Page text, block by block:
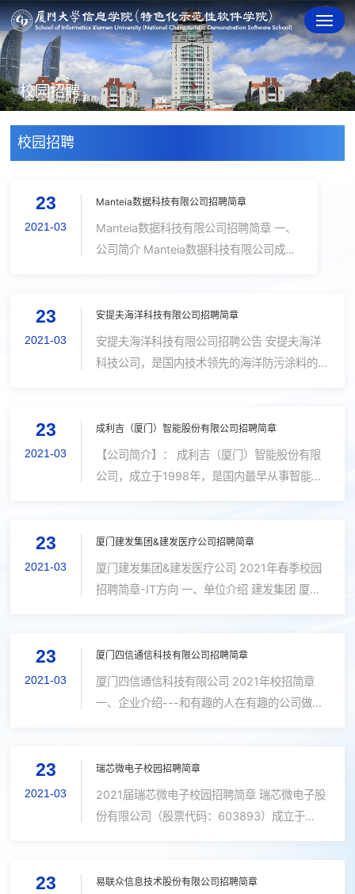
校园招聘
校园招聘
23
2021-03
Manteia数据科技有限公司招聘简章
Manteia数据科技有限公司招聘简章 一、
公司简介 Manteia数据科技有限公司成立
学习、数据技术及传统算法研究，主要产
品为自适应放射治疗(AR...
23
2021-03
安提夫海洋科技有限公司招聘简章
安提夫海洋科技有限公司招聘公告 安提夫海洋
科技公司，是国内技术领先的海洋防污涂料的服
企业。 公司成立于2019年，与厦门大学...
23
2021-03
成利吉（厦门）智能股份有限公司招聘简章
【公司简介】： 成利吉（厦门）智能股份有限
公司，成立于1998年，是国内最早从事智能交
之一。2017年12月22日新三版正式挂牌...
23
2021-03
厦门建发集团&建发医疗公司招聘简章
厦门建发集团&建发医疗公司 2021年春季校园
招聘简章-IT方向 一、单位介绍 建发集团 厦门
运营、旅游会展、医疗健康、新兴产业投资...
23
2021-03
厦门四信通信科技有限公司招聘简章
厦门四信通信科技有限公司 2021年校招简章
一、企业介绍---和有趣的人在有趣的公司做有
领先者，物联网云平台提供商。是一家以...
23
2021-03
瑞芯微电子校园招聘简章
2021届瑞芯微电子校园招聘简章 瑞芯微电子股
份有限公司（股票代码：603893）成立于
部位于福州，在深圳、上海、北京、杭州、香港
及台湾均设有分支机构，是中国专业的集成电
23 易联众信息技术股份有限公司招聘简章